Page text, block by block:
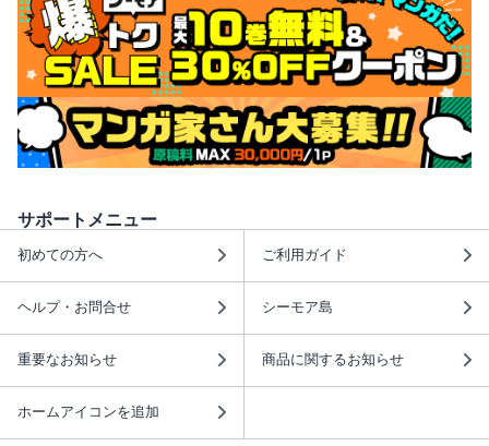
サポートメニュー
初めての方へ ご利用ガイド
ヘルプ・お問合せ シーモア島
重要なお知らせ 商品に関するお知らせ
ホームアイコンを追加